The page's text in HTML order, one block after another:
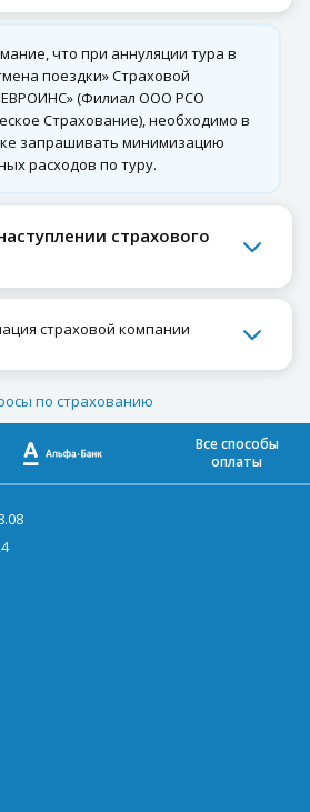
что при аннуляции тура в
поездки» Страховой
(Филиал ООО РСО
Страхование), необходимо в
запрашивать минимизацию
расходов по туру.
страхового
страховой компании
по страхованию
Все способы
оплаты